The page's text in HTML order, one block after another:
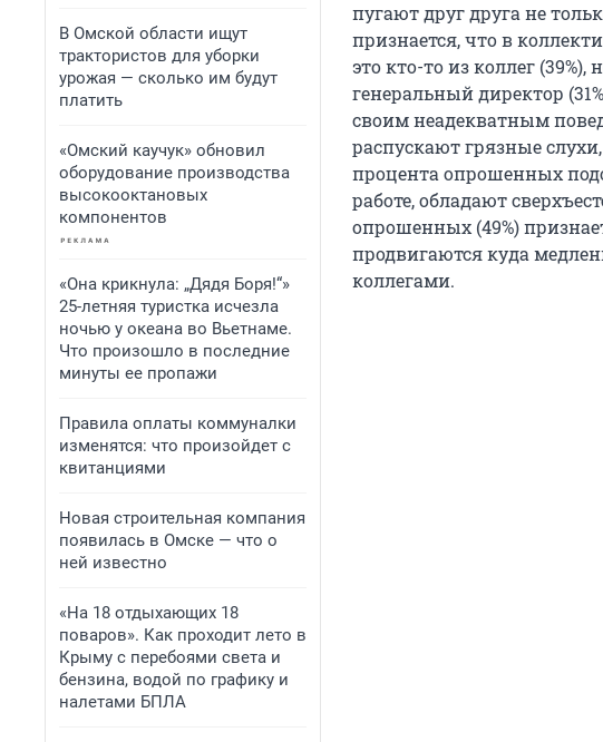
В Омской области ищут
трактористов для уборки
урожая — сколько им будут
платить
«Омский каучук» обновил
оборудование производства
высокооктановых
компонентов
«Она крикнула: „Дядя Боря!“»
25-летняя туристка исчезла
ночью у океана во Вьетнаме.
Что произошло в последние
минуты ее пропажи
Правила оплаты коммуналки
изменятся: что произойдет с
квитанциями
Новая строительная компания
появилась в Омске — что о
ней известно
«На 18 отдыхающих 18
поваров». Как проходит лето в
Крыму с перебоями света и
бензина, водой по графику и
налетами БПЛА
пугают друг друга не
признается, что в
это кто-то из коллег
генеральный директор
своим неадекватным
распускают грязные
процента опрошенных
работе, обладают
опрошенных (49%)
продвигаются куда
коллегами.